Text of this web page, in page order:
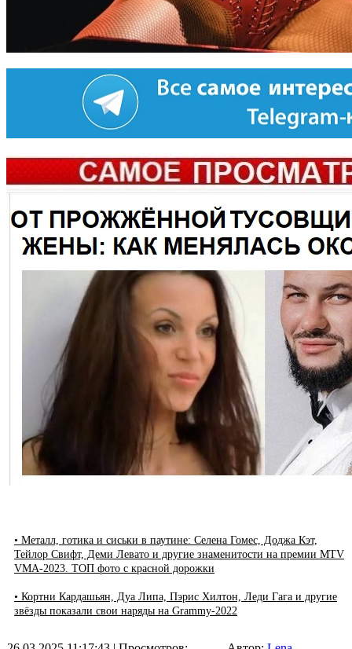
• Металл, готика и сиськи в паутине: Селена Гомес, Доджа Кэт,
Тейлор Свифт, Деми Левато и другие знаменитости на премии MTV
VMA-2023. ТОП фото с красной дорожки
• Кортни Кардашьян, Дуа Липа, Пэрис Хилтон, Леди Гага и другие
звёзды показали свои наряды на Grammy-2022